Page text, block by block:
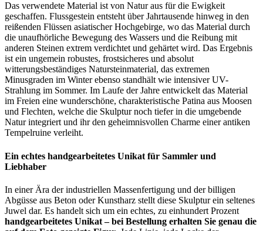
Das verwendete Material ist von Natur aus für die Ewigkeit
geschaffen. Flussgestein entsteht über Jahrtausende hinweg in den
reißenden Flüssen asiatischer Hochgebirge, wo das Material durch
die unaufhörliche Bewegung des Wassers und die Reibung mit
anderen Steinen extrem verdichtet und gehärtet wird. Das Ergebnis
ist ein ungemein robustes, frostsicheres und absolut
witterungsbeständiges Natursteinmaterial, das extremen
Minusgraden im Winter ebenso standhält wie intensiver UV-
Strahlung im Sommer. Im Laufe der Jahre entwickelt das Material
im Freien eine wunderschöne, charakteristische Patina aus Moosen
und Flechten, welche die Skulptur noch tiefer in die umgebende
Natur integriert und ihr den geheimnisvollen Charme einer antiken
Tempelruine verleiht.
Ein echtes handgearbeitetes Unikat für Sammler und
Liebhaber
In einer Ära der industriellen Massenfertigung und der billigen
Abgüsse aus Beton oder Kunstharz stellt diese Skulptur ein seltenes
Juwel dar. Es handelt sich um ein echtes, zu einhundert Prozent
handgearbeitetes Unikat – bei Bestellung erhalten Sie genau die